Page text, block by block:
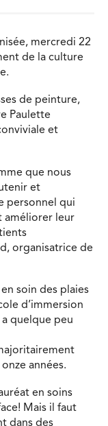
mercredi 22
de la culture
de peinture,
Paulette
et
que nous
et
personnel qui
améliorer leur
organisatrice de
soin des plaies
d’immersion
quelque peu
années.
en soins
Mais il faut
dans des